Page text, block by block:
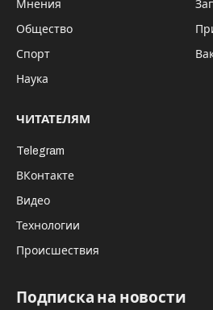
Мнения
Общество
Спорт
Наука
ЧИТАТЕЛЯМ
Telegram
ВКонтакте
Видео
Технологии
Происшествия
Подписка на новости